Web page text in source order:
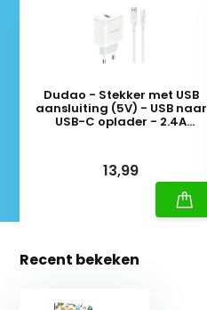
Dudao - Stekker met USB
aansluiting (5V) - USB naar
USB-C oplader - 2.4A
13,99
Recent bekeken